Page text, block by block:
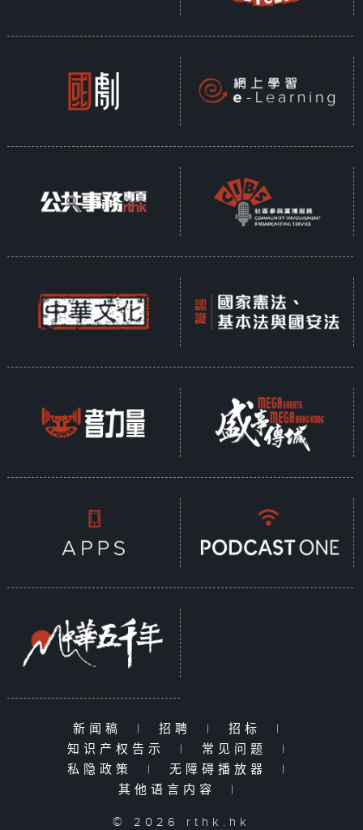
新闻稿 | 招聘 | 招标
|
知识产权告示
| 常见问题
|
私隐政策
| 无障碍播放器
|
其他语言内容
|
© 2026 rthk.hk